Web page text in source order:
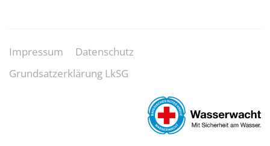
Impressum
Datenschutz
Grundsatzerklärung LkSG